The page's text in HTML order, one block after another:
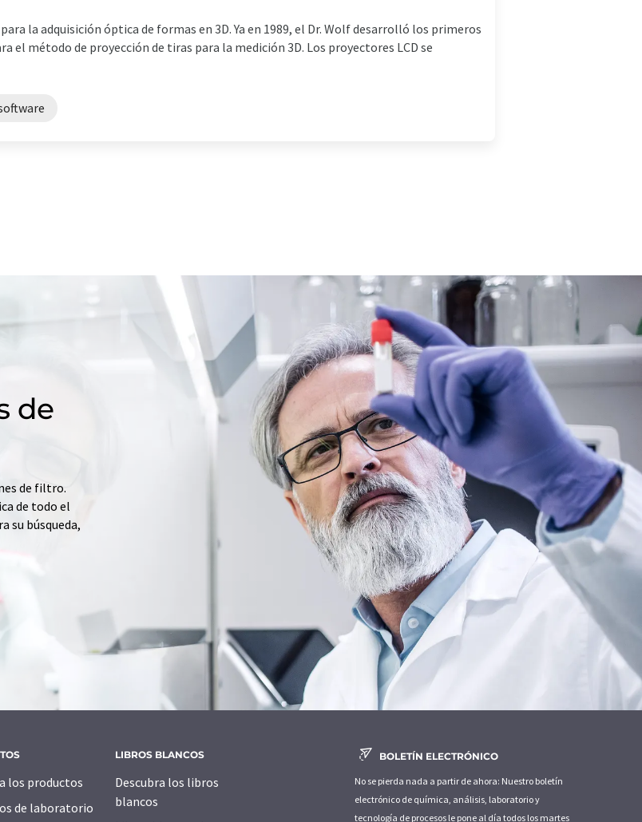
la adquisición óptica de formas en 3D. Ya en 1989, el Dr. Wolf desarrolló los primeros
el método de proyección de tiras para la medición 3D. Los proyectores LCD se
de
de filtro.
de todo el
su búsqueda,
los productos
de laboratorio
LIBROS BLANCOS
Descubra los libros
blancos
BOLETÍN ELECTRÓNICO
No se pierda nada a partir de ahora: Nuestro boletín
electrónico de química, análisis, laboratorio y
tecnología de procesos le pone al día todos los martes